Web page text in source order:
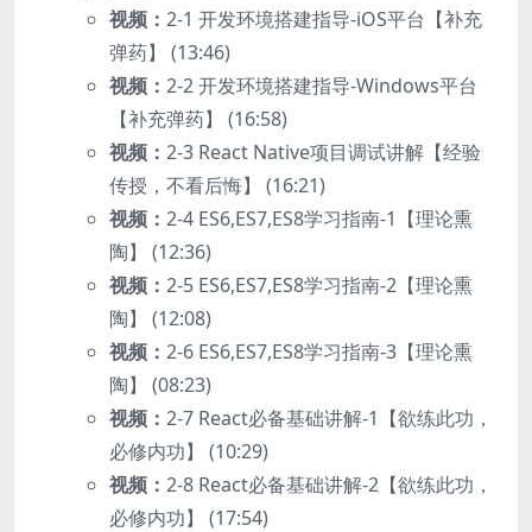
视频： 2-1 开发环境搭建指导-iOS平台【补充
弹药】 (13:46)
视频： 2-2 开发环境搭建指导-Windows平台
【补充弹药】 (16:58)
视频： 2-3 React Native项目调试讲解【经验
传授，不看后悔】 (16:21)
视频： 2-4 ES6,ES7,ES8学习指南-1【理论熏
陶】 (12:36)
视频： 2-5 ES6,ES7,ES8学习指南-2【理论熏
陶】 (12:08)
视频： 2-6 ES6,ES7,ES8学习指南-3【理论熏
陶】 (08:23)
视频： 2-7 React必备基础讲解-1【欲练此功，
必修内功】 (10:29)
视频： 2-8 React必备基础讲解-2【欲练此功，
必修内功】 (17:54)